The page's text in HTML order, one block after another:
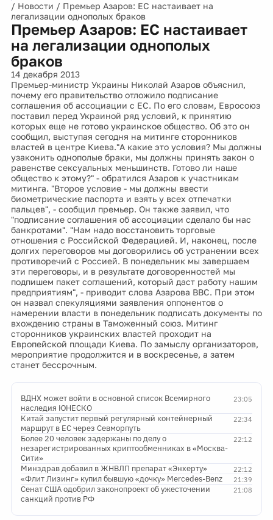
/ Новости / Премьер Азаров: ЕС настаивает на
легализации однополых браков
Премьер Азаров: ЕС настаивает
на легализации однополых
браков
14 декабря 2013
Премьер-министр Украины Николай Азаров объяснил,
почему его правительство отложило подписание
соглашения об ассоциации с ЕС. По его словам, Евросоюз
поставил перед Украиной ряд условий, к принятию
которых еще не готово украинское общество. Об это он
сообщил, выступая сегодня на митинге сторонников
властей в центре Киева."А какие это условия? Мы должны
узаконить однополые браки, мы должны принять закон о
равенстве сексуальных меньшинств. Готово ли наше
общество к этому?" - обратился Азаров к участникам
митинга. "Второе условие - мы должны ввести
биометрические паспорта и взять у всех отпечатки
пальцев", - сообщил премьер. Он также заявил, что
"подписание соглашения об ассоциации сделало бы нас
банкротами". "Нам надо восстановить торговые
отношения с Российской Федерацией. И, наконец, после
долгих переговоров мы договорились об устранении всех
противоречий с Россией. В понедельник мы завершаем
эти переговоры, и в результате договоренностей мы
подпишем пакет соглашений, который даст работу нашим
предприятиям", - приводит слова Азарова BBС. При этом
он назвал спекуляциями заявления оппонентов о
намерении власти в понедельник подписать документы по
вхождению страны в Таможенный союз. Митинг
сторонников украинских властей проходит на
Европейской площади Киева. По замыслу организаторов,
мероприятие продолжится и в воскресенье, а затем
станет бессрочным.
23:05
ВДНХ может войти в основной список Всемирного
наследия ЮНЕСКО
22:34
Китай запустит первый регулярный контейнерный
маршрут в ЕС через Севморпуть
22:12
Более 20 человек задержаны по делу о
незарегистрированных криптообменниках в «Москва-
Сити»
22:12
Минздрав добавил в ЖНВЛП препарат «Энхерту»
21:39
«Флит Лизинг» купил бывшую «дочку» Mercedes-Benz
21:08
Сенат США одобрил законопроект об ужесточении
санкций против РФ